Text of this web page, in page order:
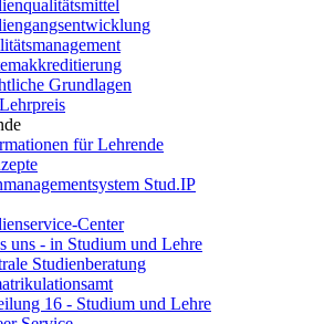
Grundlagen
für Lehrende
Stud.IP
Center
uns - in Studium und Lehre
Studienberatung
16 - Studium und Lehre